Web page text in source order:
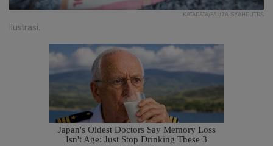
KATADATA/FAUZA SYAHPUTRA
Ilustrasi.